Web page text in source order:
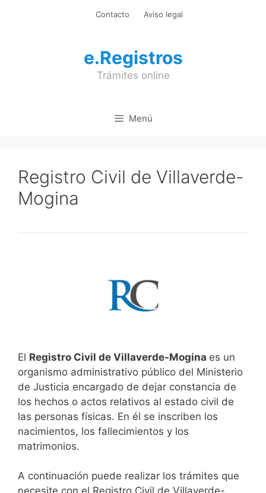
Contacto Aviso legal
e.Registros
Trámites online
Menú
Registro Civil de Villaverde-
Mogina
El Registro Civil de Villaverde-Mogina es un
organismo administrativo público del Ministerio
de Justicia encargado de dejar constancia de
los hechos o actos relativos al estado civil de
las personas físicas. En él se inscriben los
nacimientos, los fallecimientos y los
matrimonios.
A continuación puede realizar los trámites que